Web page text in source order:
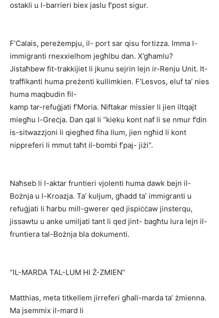
ostakli u l-barrieri biex jaslu f’post sigur.
F’Calais, pereżempju, il- port sar qisu fortizza. Imma l-
immigranti rnexxielhom jegħlbu dan. X’għamlu?
Jistaħbew fit-trakkijiet li jkunu sejrin lejn ir-Renju Unit. It-
traffikanti huma preżenti kullimkien. F’Lesvos, eluf ta’ nies
huma maqbudin fil-
kamp tar-refuġjati f’Moria. Niftakar missier li jien iltqajt
miegħu l-Greċja. Dan qal li “kieku kont naf li se nmur f’din
is-sitwazzjoni li qiegħed fiha llum, jien ngħid li kont
nippreferi li mmut taħt il-bombi f’paj- jiżi”.
Naħseb li l-aktar fruntieri vjolenti huma dawk bejn il-
Bożnja u l-Kroazja. Ta’ kuljum, għadd ta’ immigranti u
refuġjati li ħarbu mill-gwerer qed jispiċċaw jinsterqu,
jissawtu u anke umiljati tant li qed jint- bagħtu lura lejn il-
fruntiera tal-Bożnja bla dokumenti.
“IL-MARDA TAL-LUM HI Ż-ZMIEN”
Matthias, meta titkellem jirreferi għall-marda ta’ żmienna.
Ma jsemmix il-mard li